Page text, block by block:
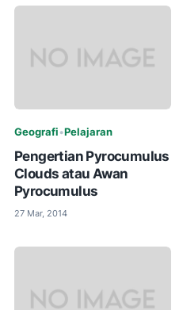
Geografi •Pelajaran
Pengertian Pyrocumulus
Clouds atau Awan
Pyrocumulus
27 Mar, 2014